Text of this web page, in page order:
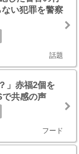
い犯罪を警察
話題
」赤福2個を
共感の声
フード